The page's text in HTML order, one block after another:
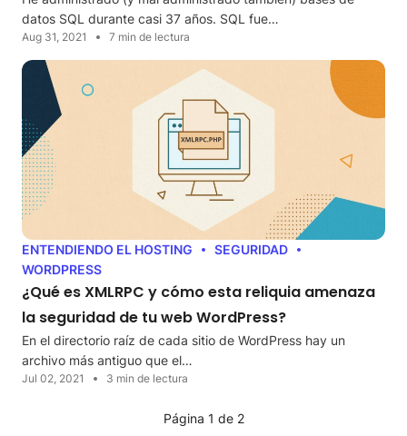
datos SQL durante casi 37 años. SQL fue…
Aug 31, 2021 7 min de lectura
ENTENDIENDO EL HOSTING
SEGURIDAD
WORDPRESS
¿Qué es XMLRPC y cómo esta reliquia amenaza
la seguridad de tu web WordPress?
En el directorio raíz de cada sitio de WordPress hay un
archivo más antiguo que el…
Jul 02, 2021 3 min de lectura
Página 1 de 2